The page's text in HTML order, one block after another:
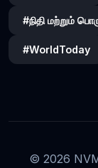
#நிதி மற்றும்
#WorldToday
© 2026